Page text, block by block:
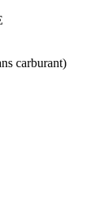
carburant)